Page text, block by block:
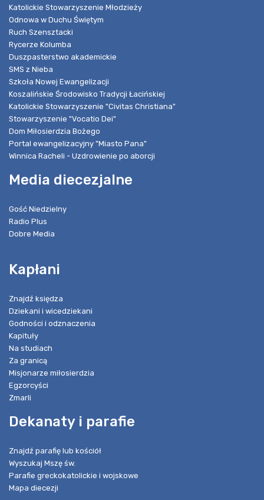
Katolickie Stowarzyszenie Młodzieży
Odnowa w Duchu Świętym
Ruch Szensztacki
Rycerze Kolumba
Duszpasterstwo akademickie
SMS z Nieba
Szkoła Nowej Ewangelizacji
Koszalińskie Środowisko Tradycji Łacińskiej
Katolickie Stowarzyszenie "Civitas Christiana"
Stowarzyszenie "Vocatio Dei"
Dom Miłosierdzia Bożego
Portal ewangelizacyjny "Miasto Pana"
Winnica Racheli - Uzdrowienie po aborcji
Media diecezjalne
Gość Niedzielny
Radio Plus
Dobre Media
Kapłani
Znajdź księdza
Dziekani i wicedziekani
Godności i odznaczenia
Kapituły
Na studiach
Za granicą
Misjonarze miłosierdzia
Egzorcyści
Zmarli
Dekanaty i parafie
Znajdź parafię lub kościół
Wyszukaj Mszę św.
Parafie greckokatolickie i wojskowe
Mapa diecezji